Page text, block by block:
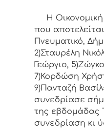
Η Οικονομική
πoυ
Πνευματικό,
2)Σταυρέλη
Γεώργιο,
7)Κορδώση
9)Πανταζή
συvεδρίασε
της εβδoμάδας
συvεδρίαση κι